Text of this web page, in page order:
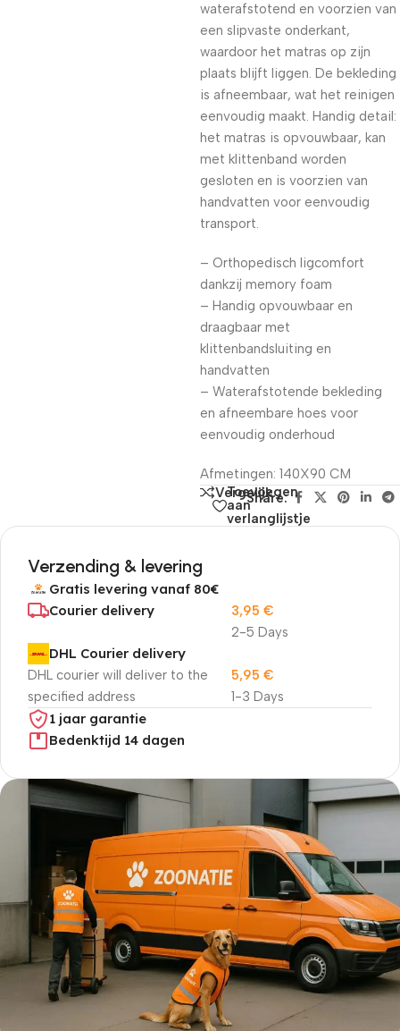
waterafstotend en voorzien van
een slipvaste onderkant,
waardoor het matras op zijn
plaats blijft liggen. De bekleding
is afneembaar, wat het reinigen
eenvoudig maakt. Handig detail:
het matras is opvouwbaar, kan
met klittenband worden
gesloten en is voorzien van
handvatten voor eenvoudig
transport.
– Orthopedisch ligcomfort
dankzij memory foam
– Handig opvouwbaar en
draagbaar met
klittenbandsluiting en
handvatten
– Waterafstotende bekleding
en afneembare hoes voor
eenvoudig onderhoud
Afmetingen: 140X90 CM
Vergelijk
Toevoegen
aan
verlanglijstje
Share:
Verzending & levering
Gratis levering vanaf 80€
Courier delivery
2-5 Days
3,95 €
DHL Courier delivery
DHL courier will deliver to the
specified address
1-3 Days
5,95 €
1 jaar garantie
Bedenktijd 14 dagen